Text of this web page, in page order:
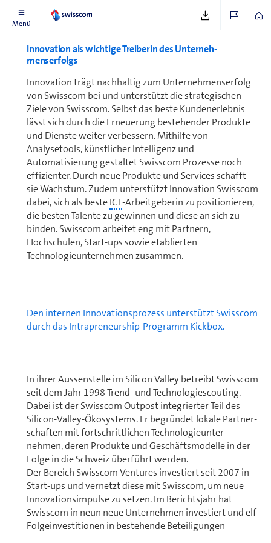
Menü
Innovation als wichtige Treiberin des Un­ter­neh­
menserfolgs
Innovation trägt nachhaltig zum Un­ter­neh­menserfolg
von Swisscom bei und unterstützt die strategischen
Ziele von Swisscom. Selbst das beste Kundenerlebnis
lässt sich durch die Erneuerung bestehender Produkte
und Dienste weiter verbessern. Mithilfe von
Analysetools, künstlicher Intelligenz und
Automatisierung gestaltet Swisscom Prozesse noch
effizienter. Durch neue Produkte und Services schafft
sie Wachstum. Zudem unterstützt Innovation Swisscom
dabei, sich als besteICT-Arbeitgeberin zu positionieren,
die besten Talente zu gewinnen und diese an sich zu
binden. Swisscom arbeitet eng mit Partnern,
Hochschulen, Start-ups sowie etablierten
Technologieunternehmen zusammen.
Den internen Innovationsprozess unterstützt Swisscom
durch das Intrapreneurship-Programm Kickbox.
In ihrer Aussenstelle im Silicon Valley betreibt Swisscom
seit dem Jahr 1998 Trend- und Tech­no­lo­gie­scouting.
Dabei ist der Swisscom Outpost integrierter Teil des
Silicon-Valley-Ökosystems. Er begründet lokale Part­ner­
schaf­ten mit fortschrittlichen Technologieunter­
nehmen, deren Produkte und Ge­schäfts­mo­del­le in der
Folge in die Schweiz überführt werden.
Der Bereich Swisscom Ventures investiert seit 2007 in
Start-ups und vernetzt diese mit Swisscom, um neue
Innovationsimpulse zu setzen. Im Berichtsjahr hat
Swisscom in neun neue Un­ter­neh­men investiert und elf
Folgeinvestitionen in bestehende Beteiligungen